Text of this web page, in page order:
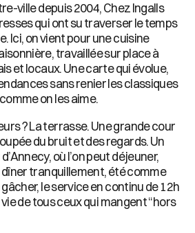
ville depuis 2004, Chez Ingalls
qui ont su traverser le temps
Ici, on vient pour une cuisine
travaillée sur place à
et locaux. Une carte qui évolue,
sans renier les classiques
on les aime.
? La terrasse. Une grande cour
du bruit et des regards. Un
où l’on peut déjeuner,
tranquillement, été comme
le service en continu de 12h
de tous ceux qui mangent “hors